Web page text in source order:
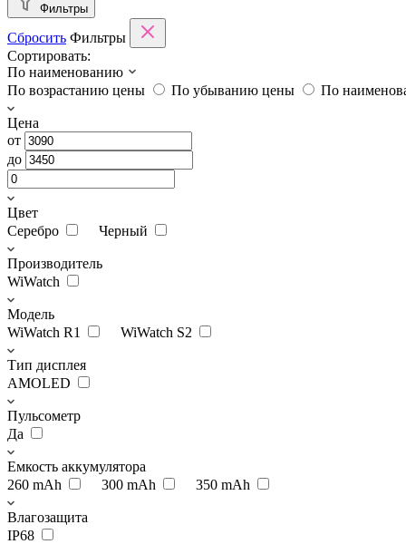
Фильтры
Сбросить Фильтры
Сортировать:
По наименованию
По возрастанию цены
По убыванию цены По
Цена
от
до
Цвет
Серебро
Черный
Производитель
WiWatch
Модель
WiWatch R1
WiWatch S2
Тип дисплея
AMOLED
Пульсометр
Да
Емкость аккумулятора
260 mAh
300 mAh 350 mAh
Влагозащита
IP68